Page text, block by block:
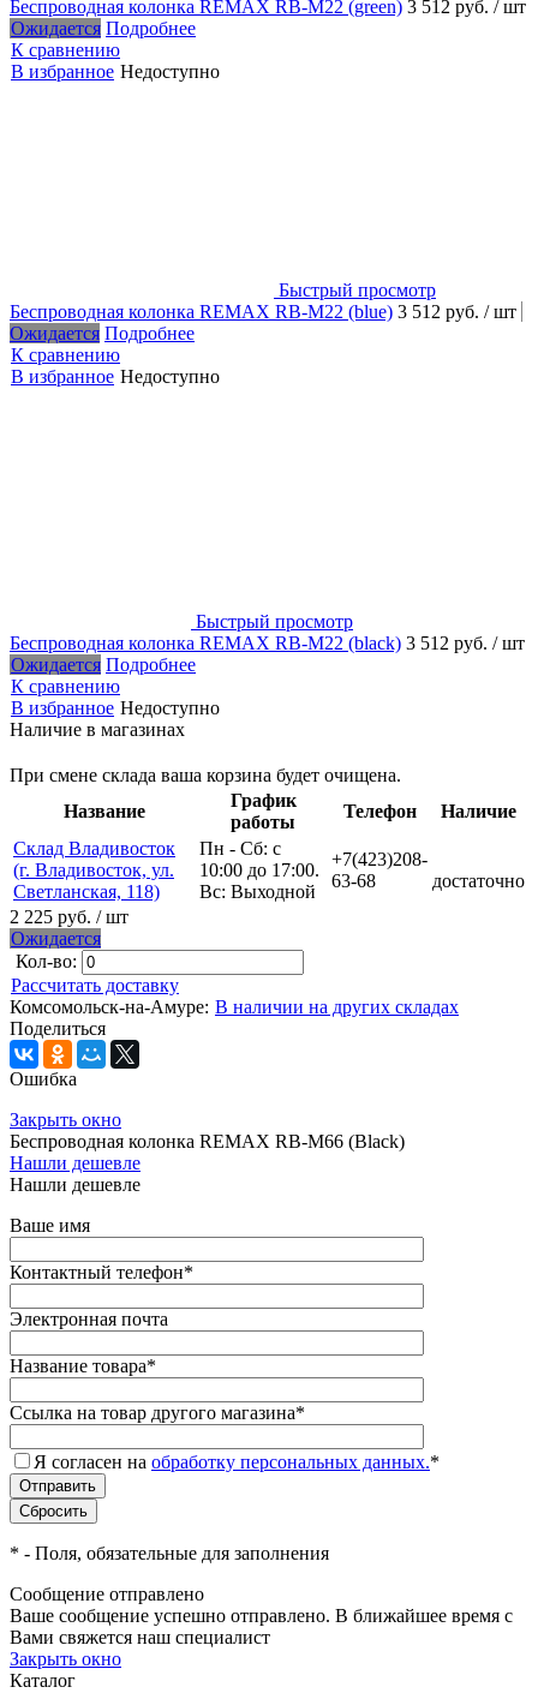
Беспроводная колонка REMAX RB-M22 (green) 3 512 руб. / шт
Ожидается Подробнее
К сравнению
В избранное Недоступно
Быстрый просмотр
Беспроводная колонка REMAX RB-M22 (blue) 3 512 руб. / шт
Ожидается Подробнее
К сравнению
В избранное Недоступно
Быстрый просмотр
Беспроводная колонка REMAX RB-M22 (black) 3 512 руб. / шт
Ожидается Подробнее
К сравнению
В избранное Недоступно
Наличие в магазинах
При смене склада ваша корзина будет очищена.
Название
График
работы
Телефон
Наличие
Склад Владивосток
(г. Владивосток, ул.
Светланская, 118)
Пн - Сб: с
10:00 до 17:00.
Вс: Выходной
+7(423)208-
63-68
достаточно
2 225 руб. / шт
Ожидается
Кол-во:
Рассчитать доставку
Комсомольск-на-Амуре: В наличии на других складах
Поделиться
Ошибка
Закрыть окно
Беспроводная колонка REMAX RB-M66 (Black)
Нашли дешевле
Нашли дешевле
Ваше имя
Контактный телефон*
Электронная почта
Название товара*
Ссылка на товар другого магазина*
Я согласен на обработку персональных данных.*
* - Поля, обязательные для заполнения
Сообщение отправлено
Ваше сообщение успешно отправлено. В ближайшее время с
Вами свяжется наш специалист
Закрыть окно
Каталог